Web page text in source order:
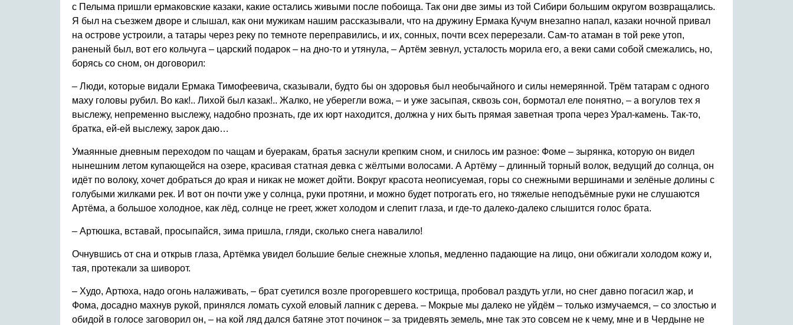
с Пелыма пришли ермаковские казаки, какие остались живыми после побоища. Так они две зимы из той Сибири большим округом возвращались.
Я был на съезжем дворе и слышал, как они мужикам нашим рассказывали, что на дружину Ермака Кучум внезапно напал, казаки ночной привал
на острове устроили, а татары через реку по темноте переправились, и их, сонных, почти всех перерезали. Сам-то атаман в той реке утоп,
раненый был, вот его кольчуга – царский подарок – на дно-то и утянула, – Артём зевнул, усталость морила его, а веки сами собой смежались, но,
борясь со сном, он договорил:
– Люди, которые видали Ермака Тимофеевича, сказывали, будто бы он здоровья был необычайного и силы немерянной. Трём татарам с одного
маху головы рубил. Во как!.. Лихой был казак!.. Жалко, не уберегли вожа, – и уже засыпая, сквозь сон, бормотал еле понятно, – а вогулов тех я
выслежу, непременно выслежу, надобно прознать, где их юрт находится, должна у них быть прямая заветная тропа через Урал-камень. Так-то,
братка, ей-ей выслежу, зарок даю…
Умаянные дневным переходом по чащам и буеракам, братья заснули крепким сном, и снилось им разное: Фоме – зырянка, которую он видел
нынешним летом купающейся на озере, красивая статная девка с жёлтыми волосами. А Артёму – длинный торный волок, ведущий до солнца, он
идёт по волоку, хочет добраться до края и никак не может дойти. Вокруг красота неописуемая, горы со снежными вершинами и зелёные долины с
голубыми жилками рек. И вот он почти уже у солнца, руки протяни, и можно будет потрогать его, но тяжелые неподъёмные руки не слушаются
Артёма, а большое холодное, как лёд, солнце не греет, жжет холодом и слепит глаза, и где-то далеко-далеко слышится голос брата.
– Артюшка, вставай, просыпайся, зима пришла, гляди, сколько снега навалило!
Очнувшись от сна и открыв глаза, Артёмка увидел большие белые снежные хлопья, медленно падающие на лицо, они обжигали холодом кожу и,
тая, протекали за шиворот.
– Худо, Артюха, надо огонь налаживать, – брат суетился возле прогоревшего кострища, пробовал раздуть угли, но снег давно погасил жар, и
Фома, досадно махнув рукой, принялся ломать сухой еловый лапник с дерева. – Мокрые мы далеко не уйдём – только измучаемся, – со злостью и
обидой в голосе заговорил он, – на кой ляд дался батяне этот починок – за тридевять земель, мне так это совсем не к чему, мне и в Чердыне не